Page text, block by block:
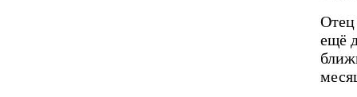
Отец
ещё